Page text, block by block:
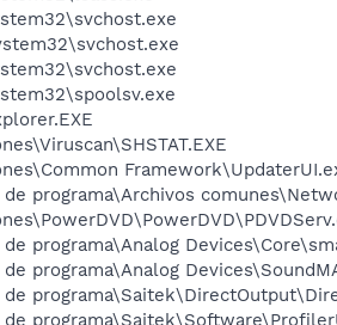
programa\Archivos
programa\Analog
programa\Analog
de
de